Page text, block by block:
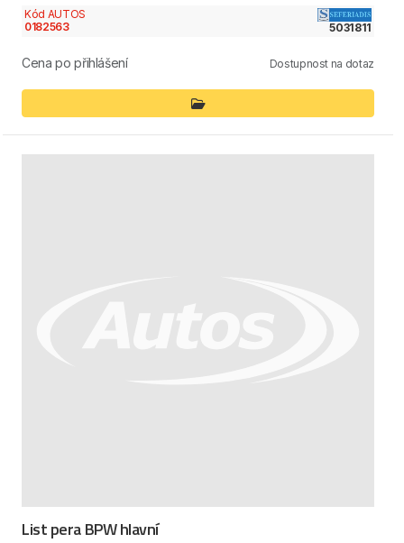
Kód AUTOS
0182563
5031811
Cena po přihlášení Dostupnost na dotaz
List pera BPW hlavní